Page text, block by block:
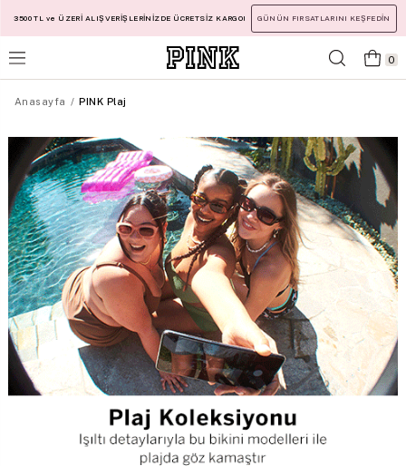
3500 TL ve ÜZERİ ALIŞVERİŞLERİNİZDE ÜCRETSİZ KARGO! GÜNÜN FIRSATLARINI KEŞFEDİN
0
Anasayfa PINK Plaj